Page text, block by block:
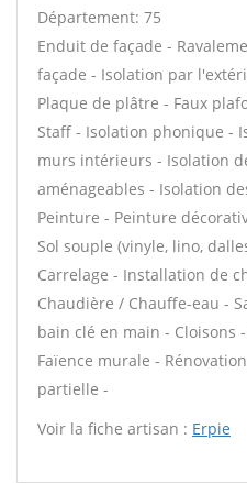
Département: 75
Enduit de façade -
façade - Isolation par
Plaque de plâtre - Faux
Staff - Isolation phonique -
murs intérieurs - Isolation
aménageables - Isolation
Peinture - Peinture
Sol souple (vinyle, lino,
Carrelage - Installation de
Chaudière / Chauffe-eau -
bain clé en main - Cloisons
Faïence murale -
partielle -
Voir la fiche artisan : Erpie